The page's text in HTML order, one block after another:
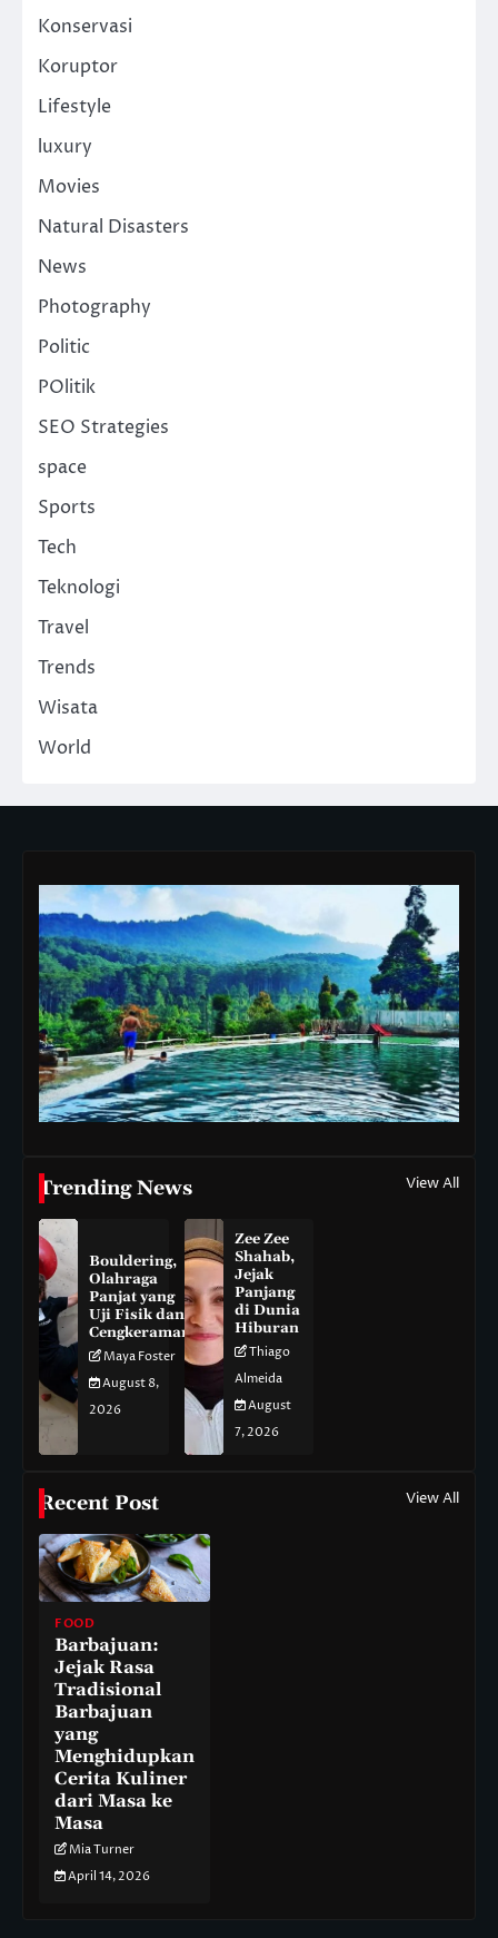
Konservasi
Koruptor
Lifestyle
luxury
Movies
Natural Disasters
News
Photography
Politic
POlitik
SEO Strategies
space
Sports
Tech
Teknologi
Travel
Trends
Wisata
World
Trending News View All
Bouldering,
Olahraga
Panjat yang
Uji Fisik dan
Cengkeraman
Maya Foster
August 8,
2026
Zee Zee
Shahab,
Jejak
Panjang
di Dunia
Hiburan
Thiago
Almeida
August
7, 2026
Recent Post View All
FOOD
Barbajuan:
Jejak Rasa
Tradisional
Barbajuan
yang
Menghidupkan
Cerita Kuliner
dari Masa ke
Masa
Mia Turner
April 14, 2026